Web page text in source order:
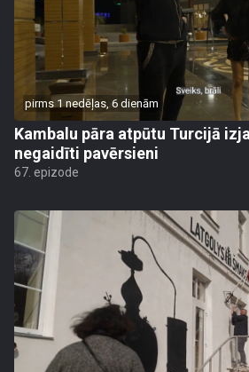
pirms 1 nedēļas, 6 dienām
Kambalu pāra atpūtu Turcijā
negaidīti pavērsieni
67. epizode